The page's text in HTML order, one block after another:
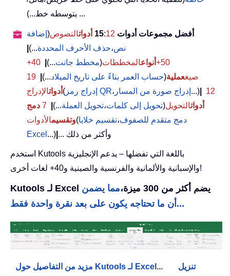
يتوسطه خط...) ...
أفضل مجموعات أدوات 15 :12 أدواتالنصوص( إضافة
نص،حذف الأحرف المحددة...)
50+
أنواعالمخططات(مخطط جانت...)
40+
صيغعملية(حساب العمر بناءً على تاريخ الميلاد...)
19
أدواتالإدراج ( إدراج رمز QR، إدراج صورة من المسار ...)
12
أدواتالتحويل(تحويل إلى كلمات،تحويل العملة...)
7 دمج
وتقسيمالأدوات ( دمج متقدم للصفوف،تقسيم خلايا
Excel ...) ... وأكثر من ذلك
استخدم Kutools باللغة التي تفضلها – يدعم الإنجليزية
والإسبانية والألمانية والفرنسية والصينية و40+ لغات أخرى!
Kutools لـ Excel يضم أكثر من 300 ميزة،
مما يضمن
أن ما تحتاجه يكون على بعد نقرة واحدة فقط...
مزيد من التفاصيل حول Kutools لـ Excel...
تنزيل